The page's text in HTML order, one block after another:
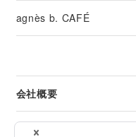
agnès b. CAFÉ
会社概要
リーガル